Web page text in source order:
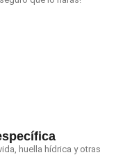
huella hídrica y otras